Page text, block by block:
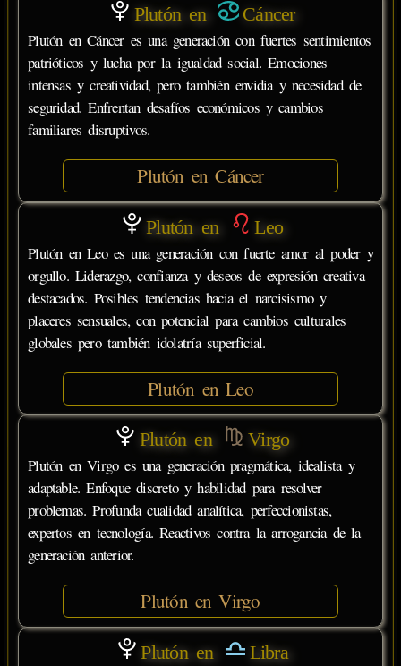
Plutón en Cáncer
Plutón en Cáncer es una generación con fuertes sentimientos
patrióticos y lucha por la igualdad social. Emociones
intensas y creatividad, pero también envidia y necesidad de
seguridad. Enfrentan desafíos económicos y cambios
familiares disruptivos.
Plutón en Cáncer
Plutón en Leo
Plutón en Leo es una generación con fuerte amor al poder y
orgullo. Liderazgo, confianza y deseos de expresión creativa
destacados. Posibles tendencias hacia el narcisismo y
placeres sensuales, con potencial para cambios culturales
globales pero también idolatría superficial.
Plutón en Leo
Plutón en Virgo
Plutón en Virgo es una generación pragmática, idealista y
adaptable. Enfoque discreto y habilidad para resolver
problemas. Profunda cualidad analítica, perfeccionistas,
expertos en tecnología. Reactivos contra la arrogancia de la
generación anterior.
Plutón en Virgo
Plutón en Libra